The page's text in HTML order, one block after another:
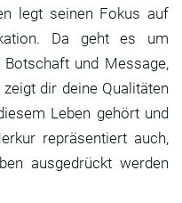
legt seinen Fokus auf
Da geht es um
und Message,
dir deine Qualitäten
Leben gehört und
repräsentiert auch,
ausgedrückt werden